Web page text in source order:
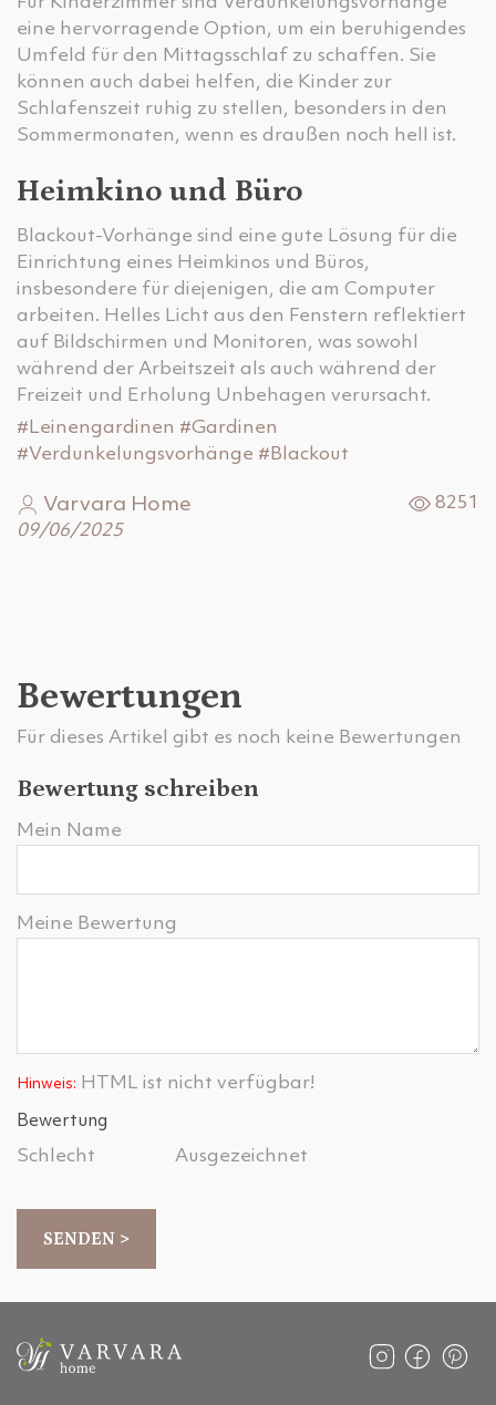
eine hervorragende Option, um ein beruhigendes
Umfeld für den Mittagsschlaf zu schaffen. Sie
können auch dabei helfen, die Kinder zur
Schlafenszeit ruhig zu stellen, besonders in den
Sommermonaten, wenn es draußen noch hell ist.
Heimkino und Büro
Blackout-Vorhänge sind eine gute Lösung für die
Einrichtung eines Heimkinos und Büros,
insbesondere für diejenigen, die am Computer
arbeiten. Helles Licht aus den Fenstern reflektiert
auf Bildschirmen und Monitoren, was sowohl
während der Arbeitszeit als auch während der
Freizeit und Erholung Unbehagen verursacht.
#Leinengardinen #Gardinen
#Verdunkelungsvorhänge #Blackout
Varvara Home
09/06/2025
8251
Bewertungen
Für dieses Artikel gibt es noch keine Bewertungen
Bewertung schreiben
Mein Name
Meine Bewertung
Hinweis: HTML ist nicht verfügbar!
Bewertung
Schlecht Ausgezeichnet
SENDEN >